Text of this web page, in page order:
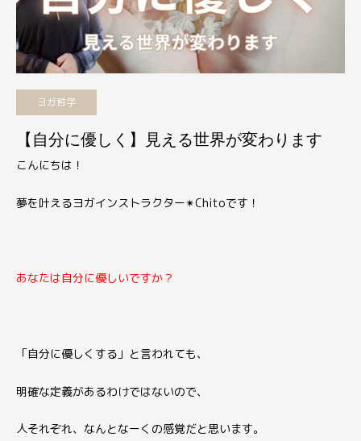
ヨガ哲学
【自分に優しく】見える世界が変わります
こんにちは！
夢を叶えるヨガインストラクター✴︎Chitoです！
あなたは自分に優しいですか？
「自分に優しくする」と言われても、
明確な定義があるわけではないので、
人それぞれ、なんとなーくの感覚だと思います。